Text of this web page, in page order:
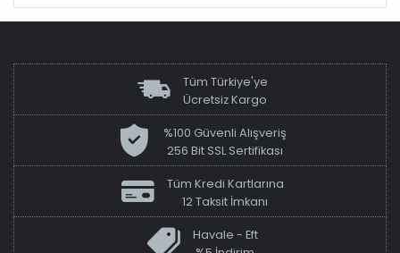
Tüm Türkiye'ye
Ücretsiz Kargo
%100 Güvenli Alışveriş
256 Bit SSL Sertifikası
Tüm Kredi Kartlarına
12 Taksit İmkanı
Havale - Eft